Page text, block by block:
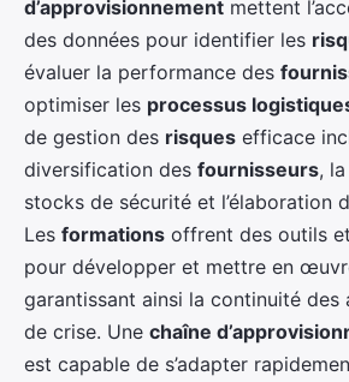
d’approvisionnement mettent
des données pour identifier les
évaluer la performance des
optimiser les processus
de gestion des risques efficace
diversification des fournisseurs,
stocks de sécurité et l’élaboration
Les formations offrent des outils
pour développer et mettre en
garantissant ainsi la continuité des
de crise. Une chaîne
est capable de s’adapter